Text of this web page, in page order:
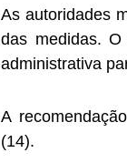
As autoridades
das medidas.
administrativa
A
(14).